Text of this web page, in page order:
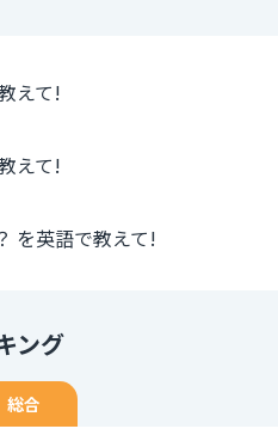
えて!
えて!
を英語で教えて!
ング
総合